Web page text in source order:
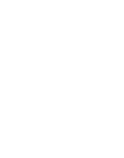
akcija Mtela a.d.